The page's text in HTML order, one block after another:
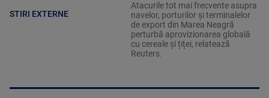
STIRI EXTERNE
Atacurile tot mai frecvente asupra
navelor, porturilor și terminalelor
de export din Marea Neagră
perturbă aprovizionarea globală
cu cereale și țiței, relatează
Reuters.